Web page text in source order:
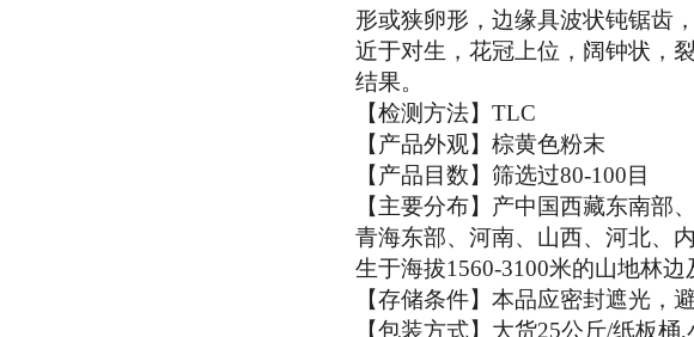
形或狭卵形，边缘具波状钝锯齿
近于对生，花冠上位，阔钟状，
结果。
【检测方法】TLC
【产品外观】棕黄色粉末
【产品目数】筛选过80-100目
【主要分布】产中国西藏东南部
青海东部、河南、山西、河北、
生于海拔1560-3100米的山地林
【存储条件】本品应密封遮光，
【包装方式】大货25公斤/纸板